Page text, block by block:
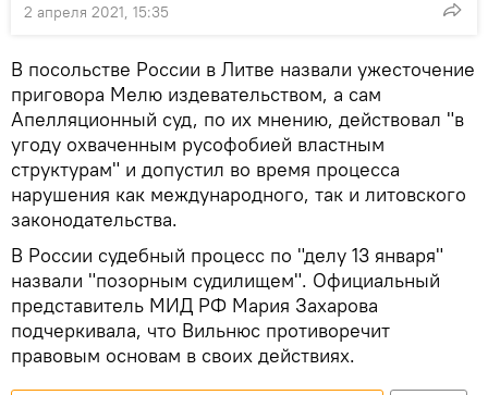
2 апреля 2021, 15:35
В посольстве России в Литве назвали ужесточение
приговора Мелю издевательством, а сам
Апелляционный суд, по их мнению, действовал "в
угоду охваченным русофобией властным
структурам" и допустил во время процесса
нарушения как международного, так и литовского
законодательства.
В России судебный процесс по "делу 13 января"
назвали "позорным судилищем". Официальный
представитель МИД РФ Мария Захарова
подчеркивала, что Вильнюс противоречит
правовым основам в своих действиях.